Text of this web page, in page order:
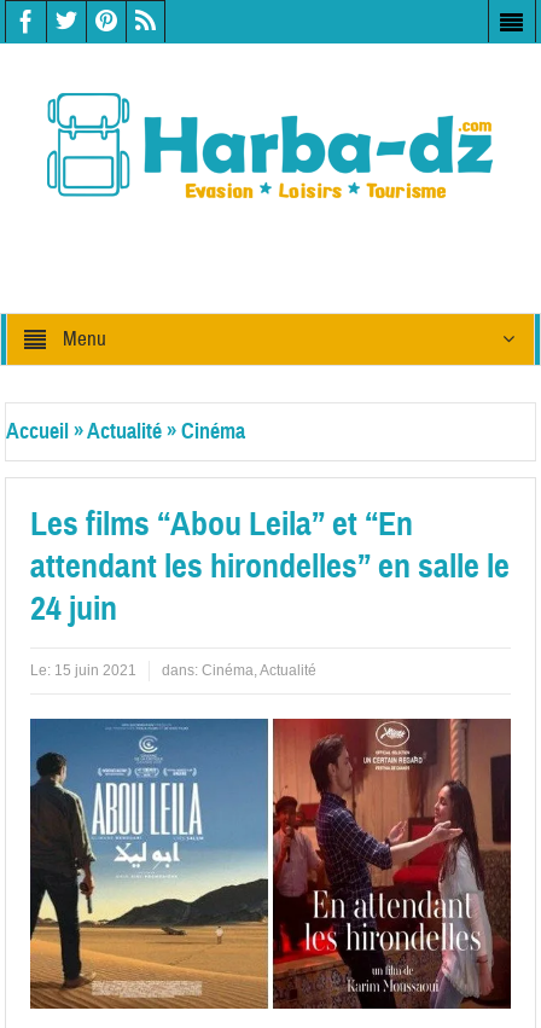
Menu
Accueil»Actualité»Cinéma
Les films “Abou Leila” et “En
attendant les hirondelles” en salle le
24 juin
Le: 15 juin 2021 dans:Cinéma,Actualité